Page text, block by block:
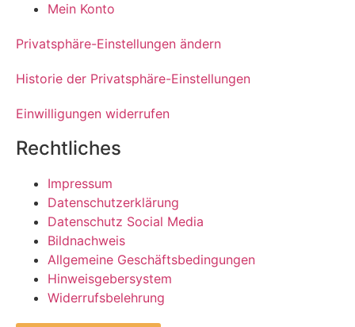
Mein Konto
Privatsphäre-Einstellungen ändern
Historie der Privatsphäre-Einstellungen
Einwilligungen widerrufen
Rechtliches
Impressum
Datenschutzerklärung
Datenschutz Social Media
Bildnachweis
Allgemeine Geschäftsbedingungen
Hinweisgebersystem
Widerrufsbelehrung